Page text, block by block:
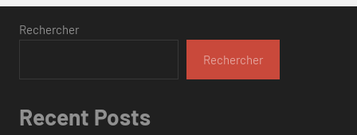
Rechercher
Rechercher
Recent Posts